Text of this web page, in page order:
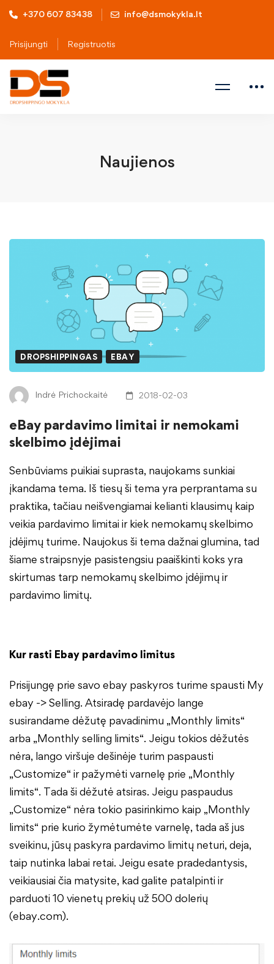
+370 607 83438 info@dsmokykla.lt
Prisijungti Registruotis
Naujienos
DROPSHIPPINGAS EBAY
Indrė Prichockaitė 2018-02-03
eBay pardavimo limitai ir nemokami
skelbimo įdėjimai
Senbūviams puikiai suprasta, naujokams sunkiai
įkandama tema. Iš tiesų ši tema yra perprantama su
praktika, tačiau neišvengiamai kelianti klausimų kaip
veikia pardavimo limitai ir kiek nemokamų skelbimo
įdėjimų turime. Naujokus ši tema dažnai glumina, tad
šiame straipsnyje pasistengsiu paaiškinti koks yra
skirtumas tarp nemokamų skelbimo įdėjimų ir
pardavimo limitų.
Kur rasti Ebay pardavimo limitus
Prisijungę prie savo ebay paskyros turime spausti My
ebay -> Selling. Atsiradę pardavėjo lange
susirandame dėžutę pavadinimu „Monthly limits“
arba „Monthly selling limits“. Jeigu tokios dėžutės
nėra, lango viršuje dešinėje turim paspausti
„Customize“ ir pažymėti varnelę prie „Monthly
limits“. Tada ši dėžutė atsiras. Jeigu paspaudus
„Customize“ nėra tokio pasirinkimo kaip „Monthly
limits“ prie kurio žymėtumėte varnelę, tada aš jus
sveikinu, jūsų paskyra pardavimo limitų neturi, deja,
taip nutinka labai retai. Jeigu esate pradedantysis,
veikiausiai čia matysite, kad galite patalpinti ir
parduoti 10 vienetų prekių už 500 dolerių
(ebay.com).